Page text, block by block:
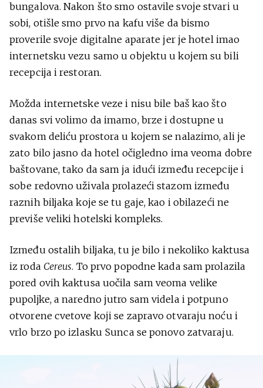
bungalova. Nakon što smo ostavile svoje stvari u
sobi, otišle smo prvo na kafu više da bismo
proverile svoje digitalne aparate jer je hotel imao
internetsku vezu samo u objektu u kojem su bili
recepcija i restoran.
Možda internetske veze i nisu bile baš kao što
danas svi volimo da imamo, brze i dostupne u
svakom deliću prostora u kojem se nalazimo, ali je
zato bilo jasno da hotel očigledno ima veoma dobre
baštovane, tako da sam ja idući između recepcije i
sobe redovno uživala prolazeći stazom između
raznih biljaka koje se tu gaje, kao i obilazeći ne
previše veliki hotelski kompleks.
Između ostalih biljaka, tu je bilo i nekoliko kaktusa
iz roda Cereus. To prvo popodne kada sam prolazila
pored ovih kaktusa uočila sam veoma velike
pupoljke, a naredno jutro sam videla i potpuno
otvorene cvetove koji se zapravo otvaraju noću i
vrlo brzo po izlasku Sunca se ponovo zatvaraju.